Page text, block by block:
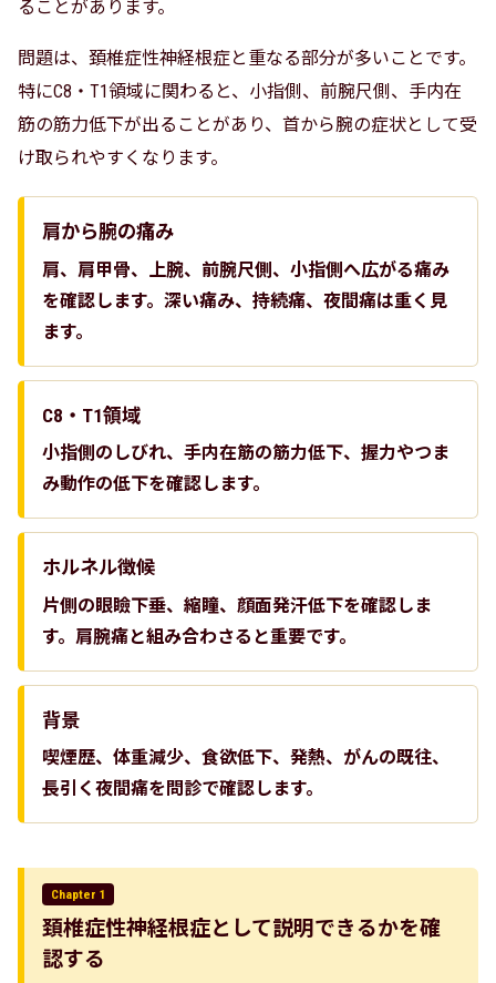
ることがあります。
問題は、頚椎症性神経根症と重なる部分が多いことです。
特にC8・T1領域に関わると、小指側、前腕尺側、手内在
筋の筋力低下が出ることがあり、首から腕の症状として受
け取られやすくなります。
肩から腕の痛み
肩、肩甲骨、上腕、前腕尺側、小指側へ広がる痛み
を確認します。深い痛み、持続痛、夜間痛は重く見
ます。
C8・T1領域
小指側のしびれ、手内在筋の筋力低下、握力やつま
み動作の低下を確認します。
ホルネル徴候
片側の眼瞼下垂、縮瞳、顔面発汗低下を確認しま
す。肩腕痛と組み合わさると重要です。
背景
喫煙歴、体重減少、食欲低下、発熱、がんの既往、
長引く夜間痛を問診で確認します。
Chapter 1
頚椎症性神経根症として説明できるかを確
認する